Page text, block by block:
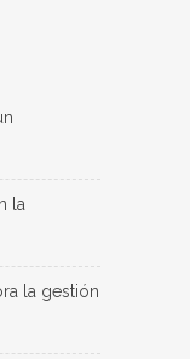
la
la gestión